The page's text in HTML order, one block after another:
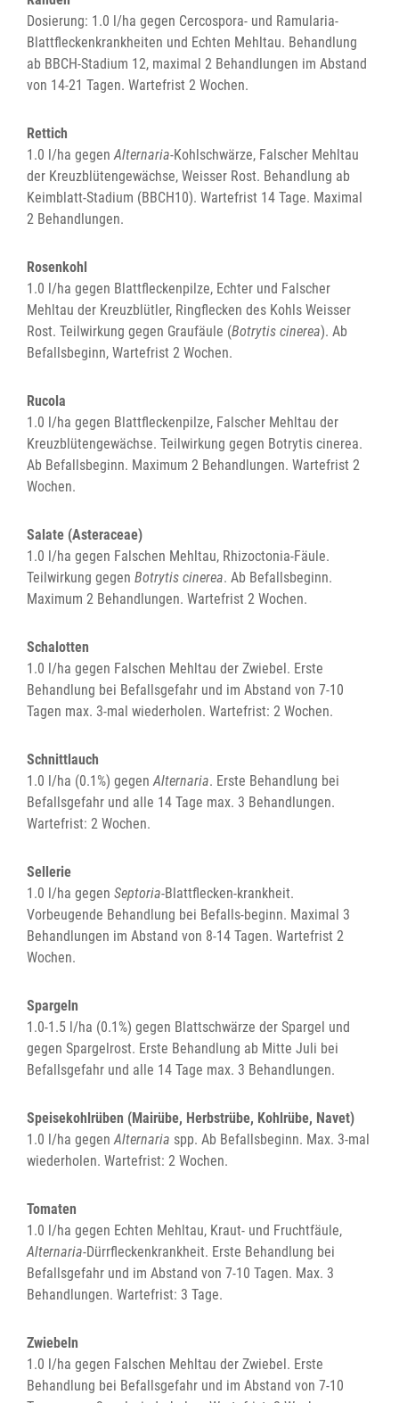
Dosierung: 1.0 l/ha gegen Cercospora- und Ramularia-
Blattfleckenkrankheiten und Echten Mehltau. Behandlung
ab BBCH-Stadium 12, maximal 2 Behandlungen im Abstand
von 14-21 Tagen. Wartefrist 2 Wochen.
Rettich
1.0 l/ha gegen Alternaria-Kohlschwärze, Falscher Mehltau
der Kreuzblütengewächse, Weisser Rost. Behandlung ab
Keimblatt-Stadium (BBCH10). Wartefrist 14 Tage. Maximal
2 Behandlungen.
Rosenkohl
1.0 l/ha gegen Blattfleckenpilze, Echter und Falscher
Mehltau der Kreuzblütler, Ringflecken des Kohls Weisser
Rost. Teilwirkung gegen Graufäule (Botrytis cinerea). Ab
Befallsbeginn, Wartefrist 2 Wochen.
Rucola
1.0 l/ha gegen Blattfleckenpilze, Falscher Mehltau der
Kreuzblütengewächse. Teilwirkung gegen Botrytis cinerea.
Ab Befallsbeginn. Maximum 2 Behandlungen. Wartefrist 2
Wochen.
Salate (Asteraceae)
1.0 l/ha gegen Falschen Mehltau, Rhizoctonia-Fäule.
Teilwirkung gegen Botrytis cinerea. Ab Befallsbeginn.
Maximum 2 Behandlungen. Wartefrist 2 Wochen.
Schalotten
1.0 l/ha gegen Falschen Mehltau der Zwiebel. Erste
Behandlung bei Befallsgefahr und im Abstand von 7-10
Tagen max. 3-mal wiederholen. Wartefrist: 2 Wochen.
Schnittlauch
1.0 l/ha (0.1%) gegen Alternaria. Erste Behandlung bei
Befallsgefahr und alle 14 Tage max. 3 Behandlungen.
Wartefrist: 2 Wochen.
Sellerie
1.0 l/ha gegen Septoria-Blattflecken-krankheit.
Vorbeugende Behandlung bei Befalls-beginn. Maximal 3
Behandlungen im Abstand von 8-14 Tagen. Wartefrist 2
Wochen.
Spargeln
1.0-1.5 l/ha (0.1%) gegen Blattschwärze der Spargel und
gegen Spargelrost. Erste Behandlung ab Mitte Juli bei
Befallsgefahr und alle 14 Tage max. 3 Behandlungen.
Speisekohlrüben (Mairübe, Herbstrübe, Kohlrübe, Navet)
1.0 l/ha gegen Alternaria spp. Ab Befallsbeginn. Max. 3-mal
wiederholen. Wartefrist: 2 Wochen.
Tomaten
1.0 l/ha gegen Echten Mehltau, Kraut- und Fruchtfäule,
Alternaria-Dürrfleckenkrankheit. Erste Behandlung bei
Befallsgefahr und im Abstand von 7-10 Tagen. Max. 3
Behandlungen. Wartefrist: 3 Tage.
Zwiebeln
1.0 l/ha gegen Falschen Mehltau der Zwiebel. Erste
Behandlung bei Befallsgefahr und im Abstand von 7-10